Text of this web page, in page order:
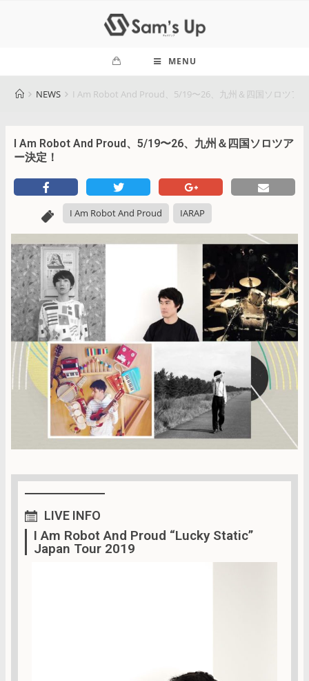
MENU
NEWS I Am Robot And Proud、5/19〜26、九州＆四国ソロツア
I Am Robot And Proud、5/19〜26、九州＆四国ソロツア
ー決定！
I Am Robot And Proud IARAP
LIVE INFO
I Am Robot And Proud “Lucky Static”
Japan Tour 2019